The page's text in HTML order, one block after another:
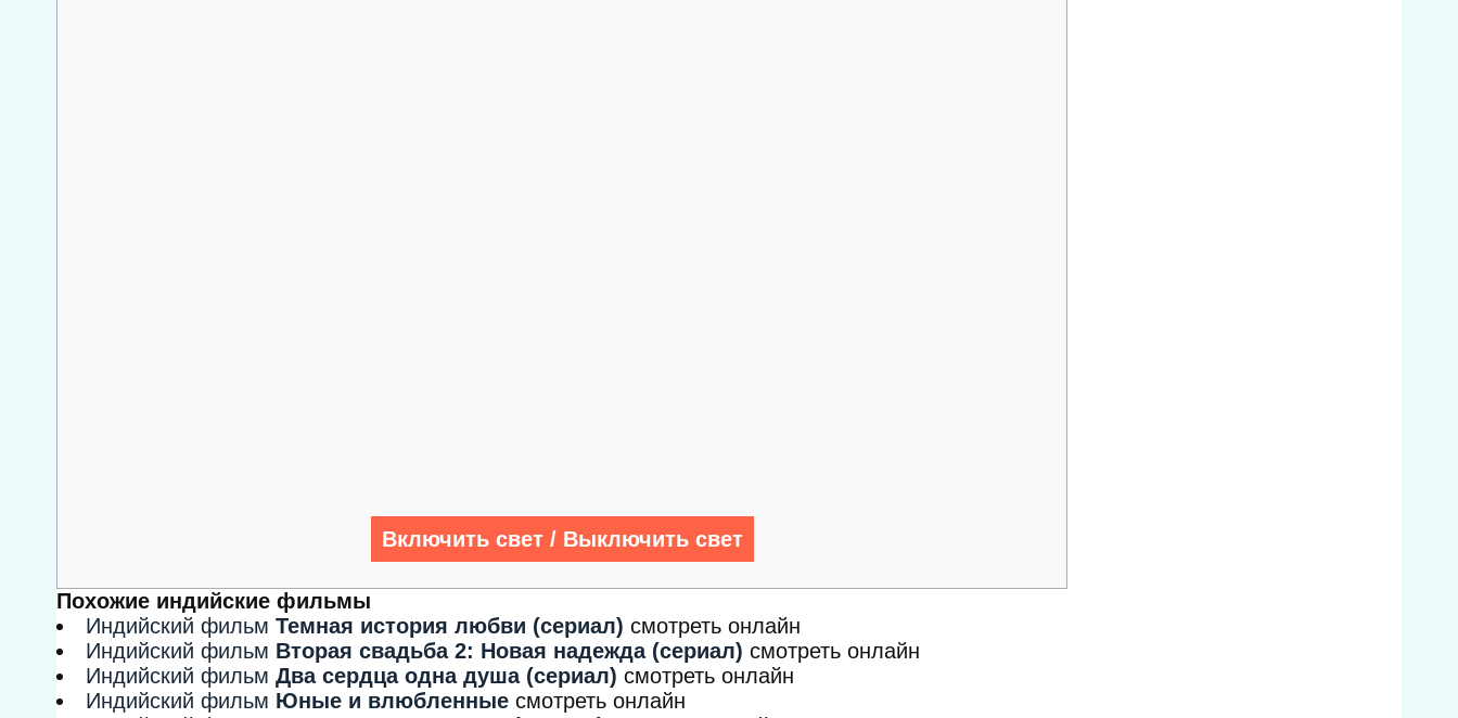
Включить свет / Выключить свет
Похожие индийские фильмы
Индийский фильм Темная история любви (сериал) смотреть онлайн
Индийский фильм Вторая свадьба 2: Новая надежда (сериал) смотреть онлайн
Индийский фильм Два сердца одна душа (сериал) смотреть онлайн
Индийский фильм Юные и влюбленные смотреть онлайн